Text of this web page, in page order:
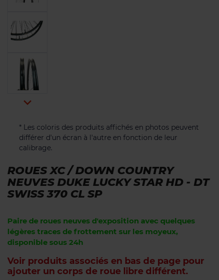

* Les coloris des produits affichés en photos peuvent
différer d'un écran à l'autre en fonction de leur
calibrage.
ROUES XC / DOWN COUNTRY
NEUVES DUKE LUCKY STAR HD - DT
SWISS 370 CL SP
Paire de roues neuves d'exposition avec quelques
légères traces de frottement sur les moyeux,
disponible sous 24h
Voir produits associés en bas de page pour
ajouter un corps de roue libre différent.